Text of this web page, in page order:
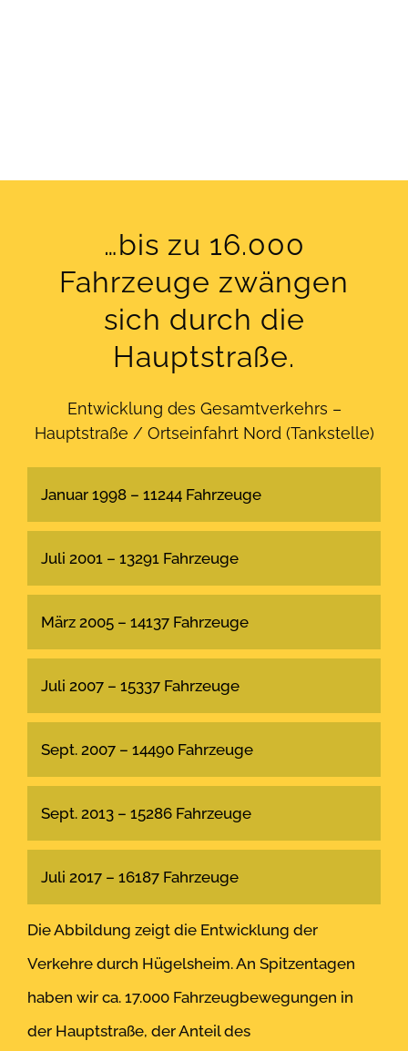
…bis zu 16.000
Fahrzeuge zwängen
sich durch die
Hauptstraße.
Entwicklung des Gesamtverkehrs –
Hauptstraße / Ortseinfahrt Nord (Tankstelle)
Januar 1998 – 11244 Fahrzeuge
Juli 2001 – 13291 Fahrzeuge
März 2005 – 14137 Fahrzeuge
Juli 2007 – 15337 Fahrzeuge
Sept. 2007 – 14490 Fahrzeuge
Sept. 2013 – 15286 Fahrzeuge
Juli 2017 – 16187 Fahrzeuge
Die Abbildung zeigt die Entwicklung der
Verkehre durch Hügelsheim. An Spitzentagen
haben wir ca. 17.000 Fahrzeugbewegungen in
der Hauptstraße, der Anteil des